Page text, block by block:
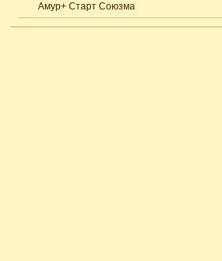
Амур+ Старт Союзма